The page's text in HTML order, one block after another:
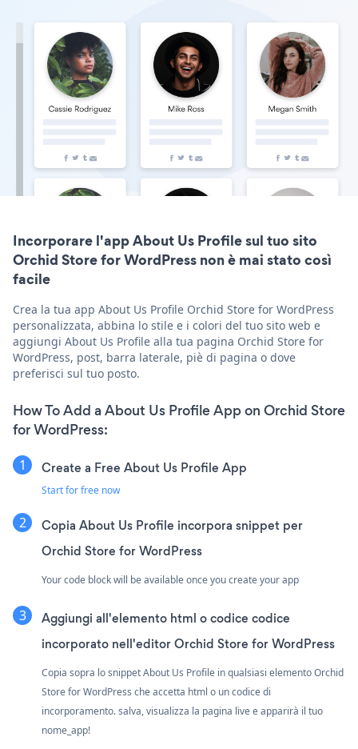
Incorporare l'app About Us Profile sul tuo sito
Orchid Store for WordPress non è mai stato così
facile
Crea la tua app About Us Profile Orchid Store for WordPress
personalizzata, abbina lo stile e i colori del tuo sito web e
aggiungi About Us Profile alla tua pagina Orchid Store for
WordPress, post, barra laterale, piè di pagina o dove
preferisci sul tuo posto.
How To Add a About Us Profile App on Orchid Store
for WordPress:
Create a Free About Us Profile App
Start for free now
Copia About Us Profile incorpora snippet per
Orchid Store for WordPress
Your code block will be available once you create your app
Aggiungi all'elemento html o codice codice
incorporato nell'editor Orchid Store for WordPress
Copia sopra lo snippet About Us Profile in qualsiasi elemento Orchid
Store for WordPress che accetta html o un codice di
incorporamento. salva, visualizza la pagina live e apparirà il tuo
nome_app!